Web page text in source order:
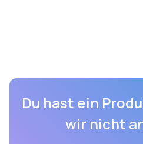
Du hast ein
wir nicht